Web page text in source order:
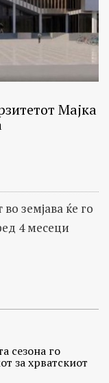
Мајка
земјава ќе го
4 месеци
сезона го
за хрватскиот